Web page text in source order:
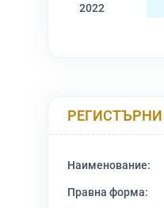
2022
Наименование:
Правна форма: